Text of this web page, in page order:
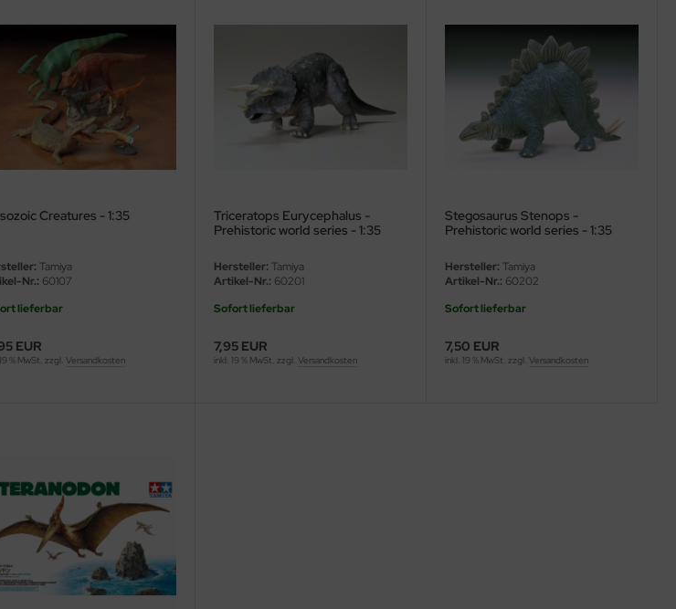
Creatures - 1:35
Tamiya
Nr.: 60107
lieferbar
EUR
% MwSt. zzgl.Versandkosten
Triceratops Eurycephalus -
Prehistoric world series - 1:35
Hersteller: Tamiya
Artikel-Nr.: 60201
Sofort lieferbar
7,95 EUR
inkl. 19 % MwSt. zzgl. Versandkosten
Stegosaurus Stenops -
Prehistoric world series - 1:35
Hersteller: Tamiya
Artikel-Nr.: 60202
Sofort lieferbar
7,50 EUR
inkl. 19 % MwSt. zzgl. Versandkosten